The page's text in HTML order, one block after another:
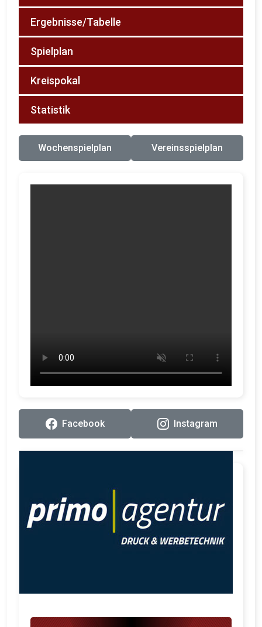
Ergebnisse/Tabelle
Spielplan
Kreispokal
Statistik
Wochenspielplan Vereinsspielplan
Facebook Instagram